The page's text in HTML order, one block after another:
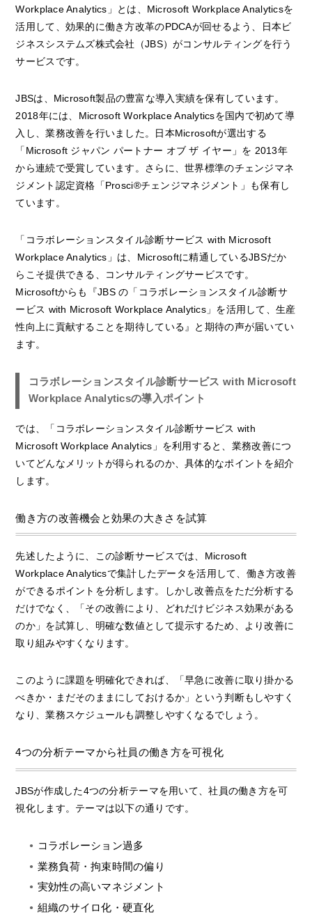
Workplace Analytics」とは、Microsoft Workplace Analyticsを
活用して、効果的に働き方改革のPDCAが回せるよう、日本ビ
ジネスシステムズ株式会社（JBS）がコンサルティングを行う
サービスです。
JBSは、Microsoft製品の豊富な導入実績を保有しています。
2018年には、Microsoft Workplace Analyticsを国内で初めて導
入し、業務改善を行いました。日本Microsoftが選出する
「Microsoft ジャパン パートナー オブ ザ イヤー」を 2013年
から連続で受賞しています。さらに、世界標準のチェンジマネ
ジメント認定資格「Prosci®チェンジマネジメント」も保有し
ています。
「コラボレーションスタイル診断サービス with Microsoft
Workplace Analytics」は、Microsoftに精通しているJBSだか
らこそ提供できる、コンサルティングサービスです。
Microsoftからも『JBS の「コラボレーションスタイル診断サ
ービス with Microsoft Workplace Analytics」を活用して、生産
性向上に貢献することを期待している』と期待の声が届いてい
ます。
コラボレーションスタイル診断サービス with Microsoft
Workplace Analyticsの導入ポイント
では、「コラボレーションスタイル診断サービス with
Microsoft Workplace Analytics」を利用すると、業務改善につ
いてどんなメリットが得られるのか、具体的なポイントを紹介
します。
働き方の改善機会と効果の大きさを試算
先述したように、この診断サービスでは、Microsoft
Workplace Analyticsで集計したデータを活用して、働き方改善
ができるポイントを分析します。しかし改善点をただ分析する
だけでなく、「その改善により、どれだけビジネス効果がある
のか」を試算し、明確な数値として提示するため、より改善に
取り組みやすくなります。
このように課題を明確化できれば、「早急に改善に取り掛かる
べきか・まだそのままにしておけるか」という判断もしやすく
なり、業務スケジュールも調整しやすくなるでしょう。
4つの分析テーマから社員の働き方を可視化
JBSが作成した4つの分析テーマを用いて、社員の働き方を可
視化します。テーマは以下の通りです。
コラボレーション過多
業務負荷・拘束時間の偏り
実効性の高いマネジメント
組織のサイロ化・硬直化